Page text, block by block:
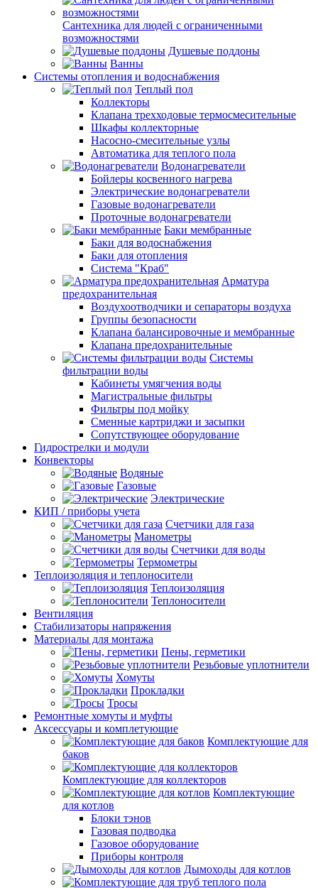
Сантехника для людей с ограниченными
возможностями
Душевые поддоны
Ванны
Системы отопления и водоснабжения
Теплый пол
Коллекторы
Клапана трехходовые термосмесительные
Шкафы коллекторные
Насосно-смесительные узлы
Автоматика для теплого пола
Водонагреватели
Бойлеры косвенного нагрева
Электрические водонагреватели
Газовые водонагреватели
Проточные водонагреватели
Баки мембранные
Баки для водоснабжения
Баки для отопления
Система "Краб"
Арматура
предохранительная
Воздухоотводчики и сепараторы воздуха
Группы безопасности
Клапана балансировочные и мембранные
Клапана предохранительные
Системы
фильтрации воды
Кабинеты умягчения воды
Магистральные фильтры
Фильтры под мойку
Сменные картриджи и засыпки
Сопутствующее оборудование
Гидрострелки и модули
Конвекторы
Водяные
Газовые
Электрические
КИП / приборы учета
Счетчики для газа
Манометры
Счетчики для воды
Термометры
Теплоизоляция и теплоносители
Теплоизоляция
Теплоносители
Вентиляция
Стабилизаторы напряжения
Материалы для монтажа
Пены, герметики
Резьбовые уплотнители
Хомуты
Прокладки
Тросы
Ремонтные хомуты и муфты
Аксессуары и комплетующие
Комплектующие для
баков
Комплектующие для коллекторов
Комплектующие
для котлов
Блоки тэнов
Газовая подводка
Газовое оборудование
Приборы контроля
Дымоходы для котлов